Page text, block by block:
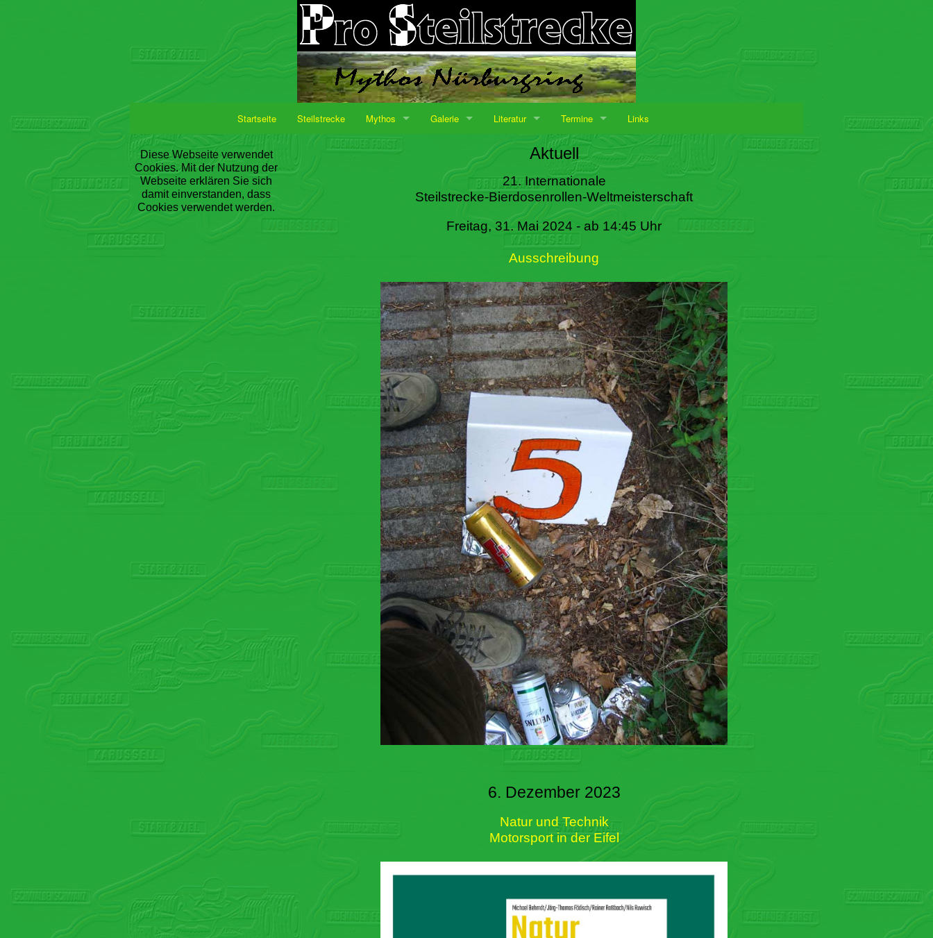
Startseite Steilstrecke Mythos Galerie Literatur Termine Links
Diese Webseite verwendet
Cookies. Mit der Nutzung der
Webseite erklären Sie sich
damit einverstanden, dass
Cookies verwendet werden.
Aktuell
21. Internationale
Steilstrecke-Bierdosenrollen-Weltmeisterschaft
Freitag, 31. Mai 2024 - ab 14:45 Uhr
Ausschreibung
6. Dezember 2023
Natur und Technik
Motorsport in der Eifel